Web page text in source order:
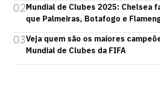
02Mundial de Clubes 2025: Chelsea
que Palmeiras, Botafogo e
03Veja quem são os maiores
Mundial de Clubes da FIFA